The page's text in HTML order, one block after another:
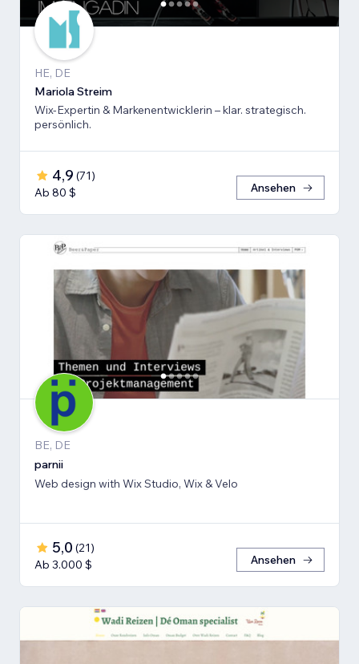
HE, DE
Mariola Streim
Wix-Expertin & Markenentwicklerin – klar. strategisch.
persönlich.
4,9 (71)
Ab 80 $
Ansehen
BE, DE
parnii
Web design with Wix Studio, Wix & Velo
5,0 (21)
Ab 3.000 $
Ansehen